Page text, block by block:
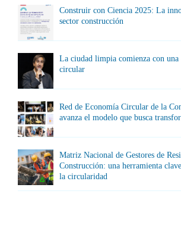
Construir con Ciencia 2025: La
sector construcción
La ciudad limpia comienza con una
circular
Red de Economía Circular de la
avanza el modelo que busca
Matriz Nacional de Gestores de
Construcción: una herramienta
la circularidad